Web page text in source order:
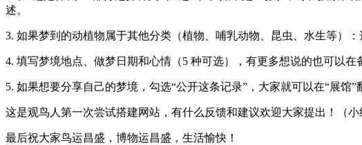
述。
3. 如果梦到的动植物属于其他分类（植物、哺乳动物、昆虫、水生等）
4. 填写梦境地点、做梦日期和心情（5 种可选），有更多想说的也可以在
5. 如果想要分享自己的梦境，勾选“公开这条记录”，大家就可以在“展
这是观鸟人第一次尝试搭建网站，有什么反馈和建议欢迎大家提出！（小
最后祝大家鸟运昌盛，博物运昌盛，生活愉快！